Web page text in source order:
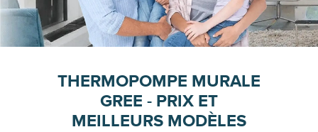
THERMOPOMPE MURALE
GREE - PRIX ET
MEILLEURS MODÈLES